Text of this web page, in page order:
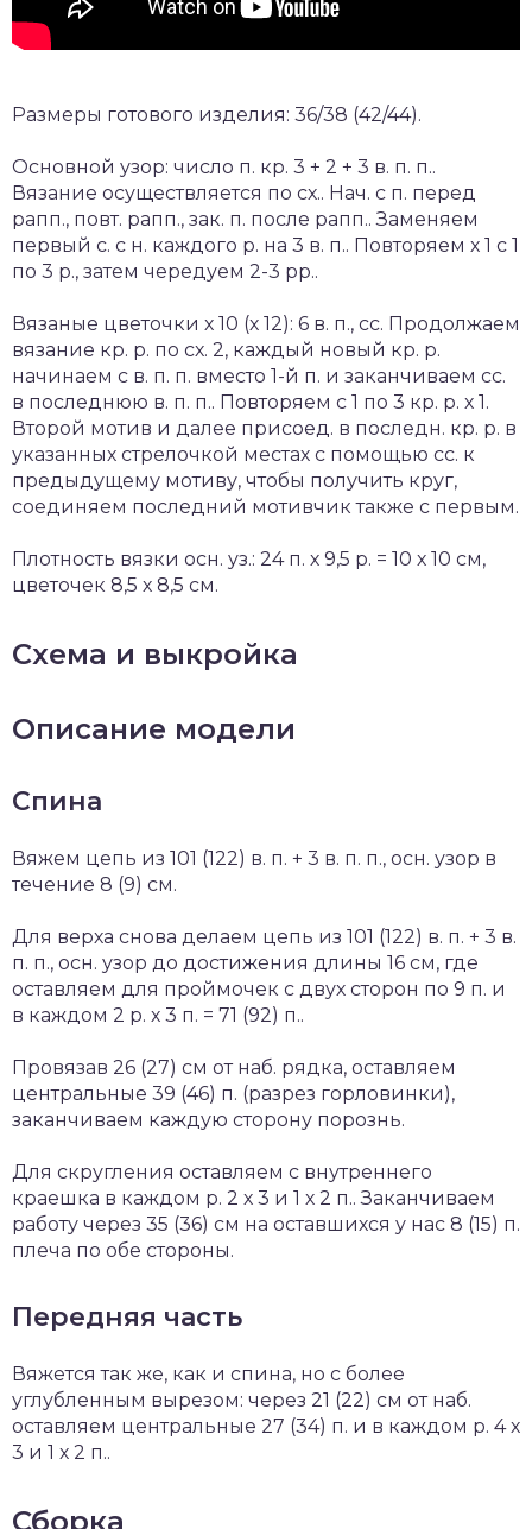
Размеры готового изделия: 36/38 (42/44).
Основной узор: число п. кр. 3 + 2 + 3 в. п. п..
Вязание осуществляется по сх.. Нач. с п. перед
рапп., повт. рапп., зак. п. после рапп.. Заменяем
первый с. с н. каждого р. на 3 в. п.. Повторяем х 1 с 1
по 3 р., затем чередуем 2-3 рр..
Вязаные цветочки х 10 (х 12): 6 в. п., сс. Продолжаем
вязание кр. р. по сх. 2, каждый новый кр. р.
начинаем с в. п. п. вместо 1-й п. и заканчиваем сс.
в последнюю в. п. п.. Повторяем с 1 по 3 кр. р. х 1.
Второй мотив и далее присоед. в последн. кр. р. в
указанных стрелочкой местах с помощью сс. к
предыдущему мотиву, чтобы получить круг,
соединяем последний мотивчик также с первым.
Плотность вязки осн. уз.: 24 п. х 9,5 р. = 10 х 10 см,
цветочек 8,5 х 8,5 см.
Схема и выкройка
Описание модели
Спина
Вяжем цепь из 101 (122) в. п. + 3 в. п. п., осн. узор в
течение 8 (9) см.
Для верха снова делаем цепь из 101 (122) в. п. + 3 в.
п. п., осн. узор до достижения длины 16 см, где
оставляем для проймочек с двух сторон по 9 п. и
в каждом 2 р. х 3 п. = 71 (92) п..
Провязав 26 (27) см от наб. рядка, оставляем
центральные 39 (46) п. (разрез горловинки),
заканчиваем каждую сторону порознь.
Для скругления оставляем с внутреннего
краешка в каждом р. 2 х 3 и 1 х 2 п.. Заканчиваем
работу через 35 (36) см на оставшихся у нас 8 (15) п.
плеча по обе стороны.
Передняя часть
Вяжется так же, как и спина, но с более
углубленным вырезом: через 21 (22) см от наб.
оставляем центральные 27 (34) п. и в каждом р. 4 х
3 и 1 х 2 п..
Сборка